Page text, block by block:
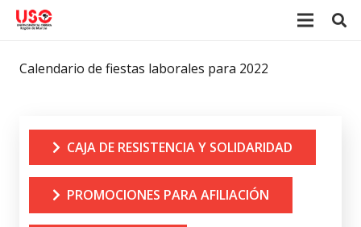
Calendario de fiestas laborales para 2022
CAJA DE RESISTENCIA Y SOLIDARIDAD
PROMOCIONES PARA AFILIACIÓN